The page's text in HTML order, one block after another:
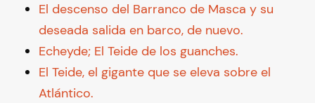
El descenso del Barranco de Masca y su
deseada salida en barco, de nuevo.
Echeyde; El Teide de los guanches.
El Teide, el gigante que se eleva sobre el
Atlántico.